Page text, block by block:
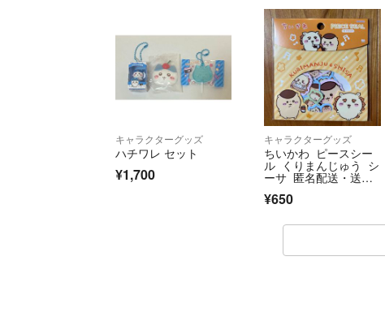
キャラクターグッズ
ハチワレ セット
¥1,700
キャラクターグッズ
ちいかわ ピースシー
ル くりまんじゅう シ
ーサ 匿名配送・送料
込み 即日発送
¥650